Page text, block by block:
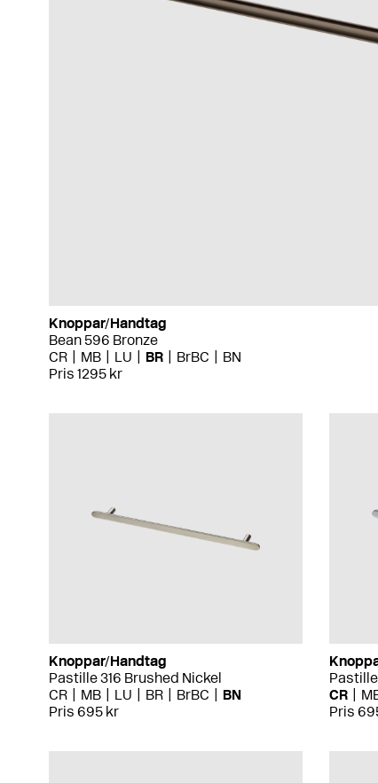
Knoppar/Handtag
Bean 596 Bronze
CR
MB LU BR BrBC
BN
Pris 1295 kr
Knoppar/Handtag
Pastille 316 Brushed Nickel
CR
MB LU BR BrBC
BN
Pris 695 kr
CR
Pris